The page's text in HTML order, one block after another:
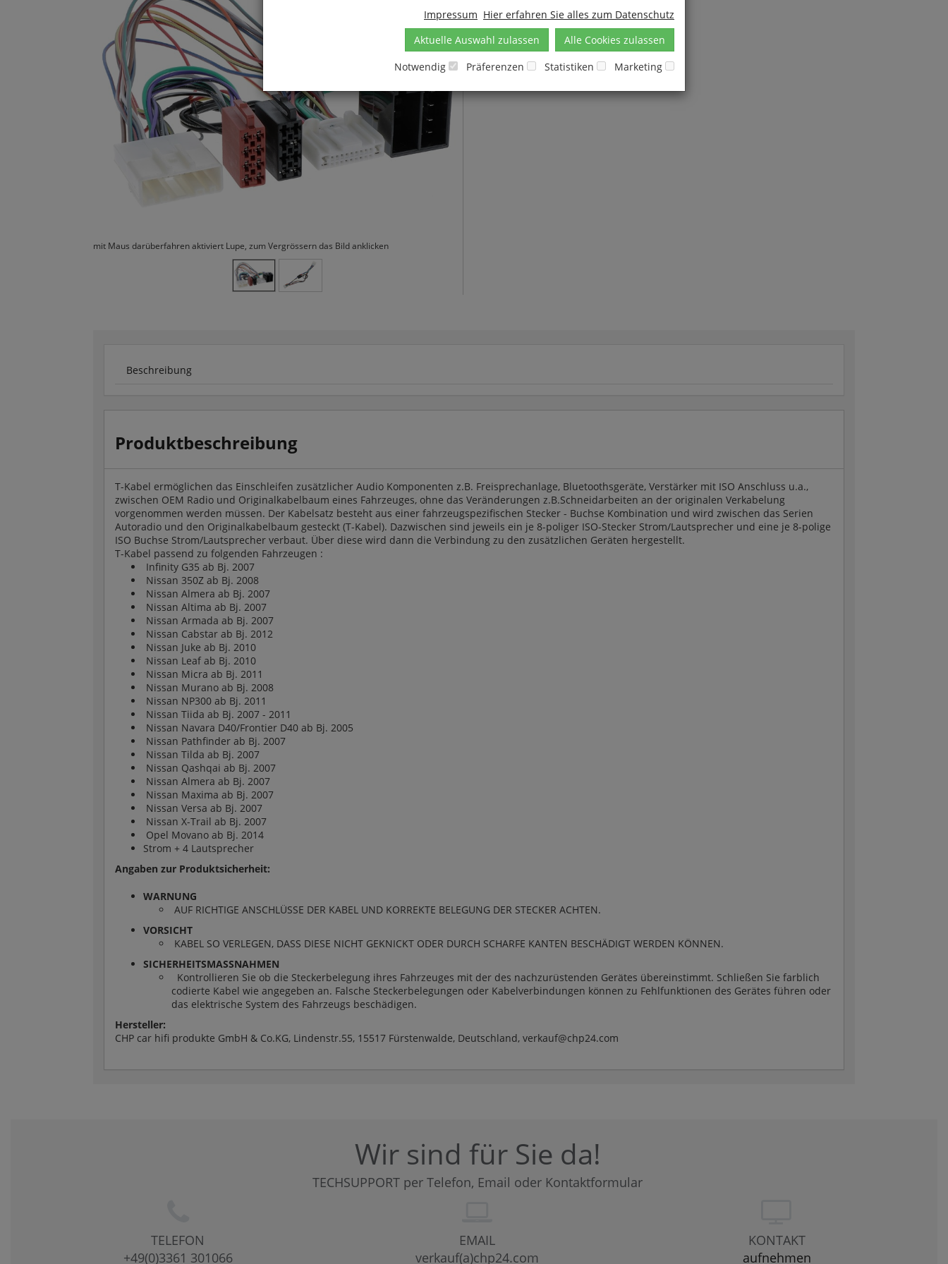
mit Maus darüberfahren aktiviert Lupe, zum Vergrössern das Bild anklicken
Gewicht: 79 g
Beschreibung
Produktbeschreibung
T-Kabel ermöglichen das Einschleifen zusätzlicher Audio Komponenten z.B. Freisprechanlage, Bluetoothsgeräte, Verstärker mit ISO Anschluss u.a.,
zwischen OEM Radio und Originalkabelbaum eines Fahrzeuges, ohne das Veränderungen z.B.Schneidarbeiten an der originalen Verkabelung
vorgenommen werden müssen. Der Kabelsatz besteht aus einer fahrzeugspezifischen Stecker - Buchse Kombination und wird zwischen das Serien
Autoradio und den Originalkabelbaum gesteckt (T-Kabel). Dazwischen sind jeweils ein je 8-poliger ISO-Stecker Strom/Lautsprecher und eine je 8-polige
ISO Buchse Strom/Lautsprecher verbaut. Über diese wird dann die Verbindung zu den zusätzlichen Geräten hergestellt.
T-Kabel passend zu folgenden Fahrzeugen :
Infinity G35 ab Bj. 2007
Nissan 350Z ab Bj. 2008
Nissan Almera ab Bj. 2007
Nissan Altima ab Bj. 2007
Nissan Armada ab Bj. 2007
Nissan Cabstar ab Bj. 2012
Nissan Juke ab Bj. 2010
Nissan Leaf ab Bj. 2010
Nissan Micra ab Bj. 2011
Nissan Murano ab Bj. 2008
Nissan NP300 ab Bj. 2011
Nissan Tiida ab Bj. 2007 - 2011
Nissan Navara D40/Frontier D40 ab Bj. 2005
Nissan Pathfinder ab Bj. 2007
Nissan Tilda ab Bj. 2007
Nissan Qashqai ab Bj. 2007
Nissan Almera ab Bj. 2007
Nissan Maxima ab Bj. 2007
Nissan Versa ab Bj. 2007
Nissan X-Trail ab Bj. 2007
Opel Movano ab Bj. 2014
Strom + 4 Lautsprecher
Angaben zur Produktsicherheit:
WARNUNG
AUF RICHTIGE ANSCHLÜSSE DER KABEL UND KORREKTE BELEGUNG DER STECKER ACHTEN.
VORSICHT
KABEL SO VERLEGEN, DASS DIESE NICHT GEKNICKT ODER DURCH SCHARFE KANTEN BESCHÄDIGT WERDEN KÖNNEN.
SICHERHEITSMASSNAHMEN
Kontrollieren Sie ob die Steckerbelegung ihres Fahrzeuges mit der des nachzurüstenden Gerätes übereinstimmt. Schließen Sie farblich
codierte Kabel wie angegeben an. Falsche Steckerbelegungen oder Kabelverbindungen können zu Fehlfunktionen des Gerätes führen oder
das elektrische System des Fahrzeugs beschädigen.
Hersteller:
CHP car hifi produkte GmbH & Co.KG, Lindenstr.55, 15517 Fürstenwalde, Deutschland, verkauf@chp24.com
Wir sind für Sie da!
TECHSUPPORT per Telefon, Email oder Kontaktformular
TELEFON
+49(0)3361 301066
EMAIL
verkauf(a)chp24.com
KONTAKT
aufnehmen
Impressum Hier erfahren Sie alles zum Datenschutz
Aktuelle Auswahl zulassen
Alle Cookies zulassen
Notwendig
Präferenzen Statistiken Marketing